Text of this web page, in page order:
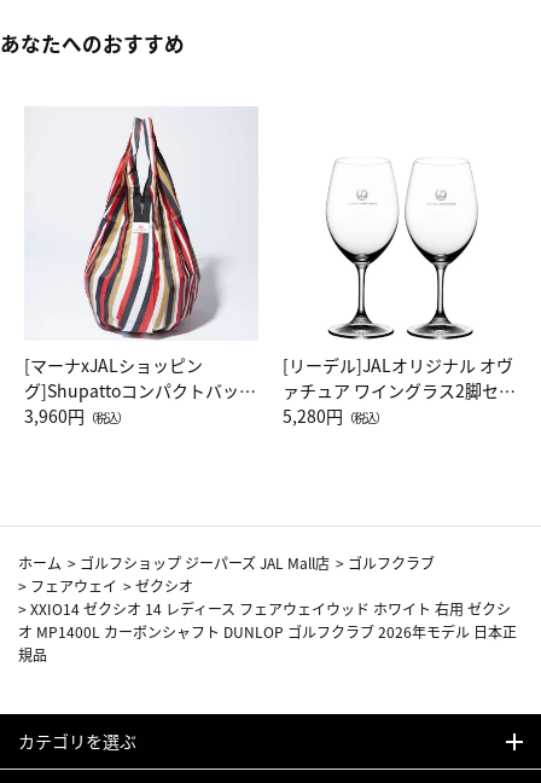
あなたへのおすすめ
[マーナxJALショッピン
グ]Shupattoコンパクトバッグ
Drop JAL客室乗務員（LC）ス
3,960円 （税込）
[リーデル]JALオリジナル オヴ
ァチュア ワイングラス2脚セッ
ト（レッドワイン）
5,280円 （税込）
ホーム > ゴルフショップ ジーパーズ JAL Mall店 > ゴルフクラブ
> フェアウェイ >ゼクシオ
>XXIO14 ゼクシオ 14 レディース フェアウェイウッド ホワイト 右用 ゼクシ
オ MP1400L カーボンシャフト DUNLOP ゴルフクラブ 2026年モデル 日本正
規品
カテゴリを選ぶ